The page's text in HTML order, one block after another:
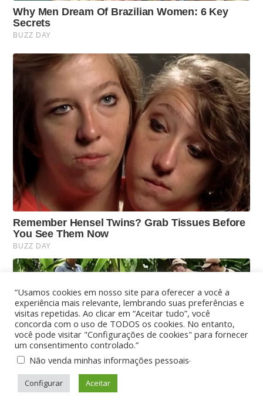
“Usamos cookies em nosso site para oferecer a você a
experiência mais relevante, lembrando suas preferências e
visitas repetidas. Ao clicar em “Aceitar tudo”, você
concorda com o uso de TODOS os cookies. No entanto,
você pode visitar "Configurações de cookies" para fornecer
um consentimento controlado.”
Não venda minhas informações pessoais.
Configurar Aceitar